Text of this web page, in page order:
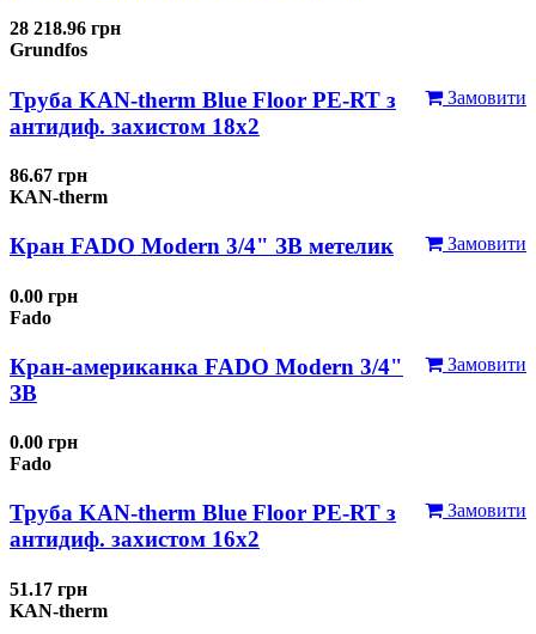
28 218.96 грн
Grundfos
Замовити
Труба KAN-therm Blue Floor PE-RT з
антидиф. захистом 18х2
86.67 грн
KAN-therm
Замовити
Кран FADO Modern 3/4" ЗВ метелик
0.00 грн
Fado
Замовити
Кран-американка FADO Modern 3/4"
ЗВ
0.00 грн
Fado
Замовити
Труба KAN-therm Blue Floor PE-RT з
антидиф. захистом 16х2
51.17 грн
KAN-therm